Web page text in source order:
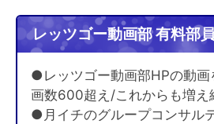
レッツゴー動画部 有料部
●レッツゴー動画部HPの動画
画数600超え/これからも増え
●月イチのグループコンサル